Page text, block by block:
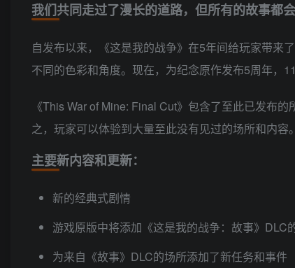
我们共同走过了漫长的道路，但所有的故事都会
自发布以来，《这是我的战争》在5年间给玩家带来
不同的色彩和角度。现在，为纪念原作发布5周年，
《This War of Mine: Final Cut》包含了至此已发布
之，玩家可以体验到大量至此没有见过的场所和内容。
主要新内容和更新：
新的经典式剧情
游戏原版中将添加《这是我的战争：故事》DLC
为来自《故事》DLC的场所添加了新任务和事件